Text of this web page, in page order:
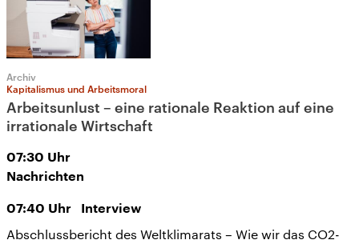
Archiv
Kapitalismus und Arbeitsmoral
Arbeitsunlust – eine rationale Reaktion auf eine
irrationale Wirtschaft
07:30 Uhr
Nachrichten
07:40 Uhr Interview
Abschlussbericht des Weltklimarats – Wie wir das CO2-